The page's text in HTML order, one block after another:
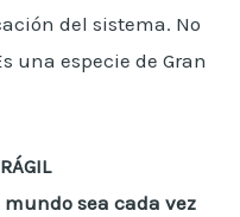
del sistema. No
una especie de Gran
sea cada vez